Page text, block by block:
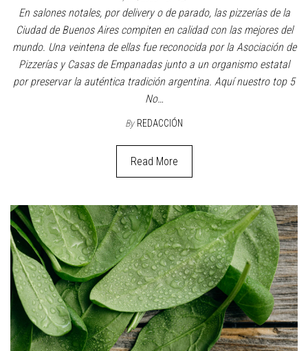
En salones notales, por delivery o de parado, las pizzerías de la
Ciudad de Buenos Aires compiten en calidad con las mejores del
mundo. Una veintena de ellas fue reconocida por la Asociación de
Pizzerías y Casas de Empanadas junto a un organismo estatal
por preservar la auténtica tradición argentina. Aquí nuestro top 5
No…
By REDACCIÓN
Read More